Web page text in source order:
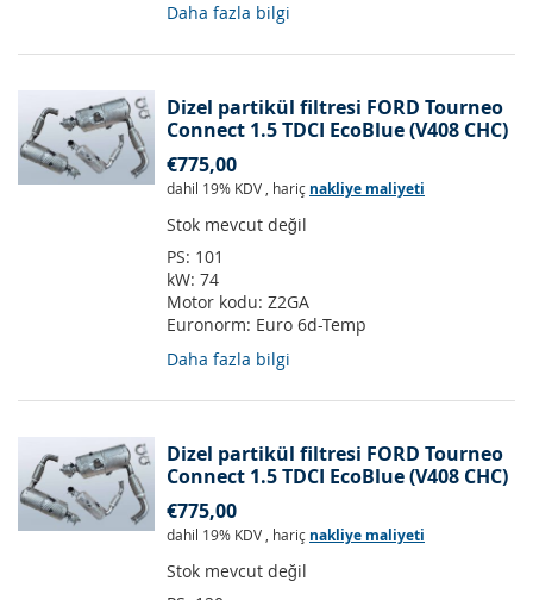
Daha fazla bilgi
Dizel partikül filtresi FORD Tourneo
Connect 1.5 TDCI EcoBlue (V408 CHC)
€775,00
dahil 19% KDV , hariç nakliye maliyeti
Stok mevcut değil
PS: 101
kW: 74
Motor kodu: Z2GA
Euronorm: Euro 6d-Temp
Daha fazla bilgi
Dizel partikül filtresi FORD Tourneo
Connect 1.5 TDCI EcoBlue (V408 CHC)
€775,00
dahil 19% KDV , hariç nakliye maliyeti
Stok mevcut değil